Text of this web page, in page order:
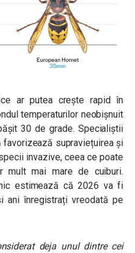
ar putea crește rapid în
temperaturilor neobișnuit
30 de grade. Specialiștii
supraviețuirea și
invazive, ceea ce poate
mult mai mare de cuiburi.
estimează că 2026 va fi
ani înregistrați vreodată pe
deja unul dintre cei